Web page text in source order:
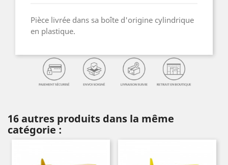
Pièce livrée dans sa boîte d'origine cylindrique
en plastique.
16 autres produits dans la même
catégorie :